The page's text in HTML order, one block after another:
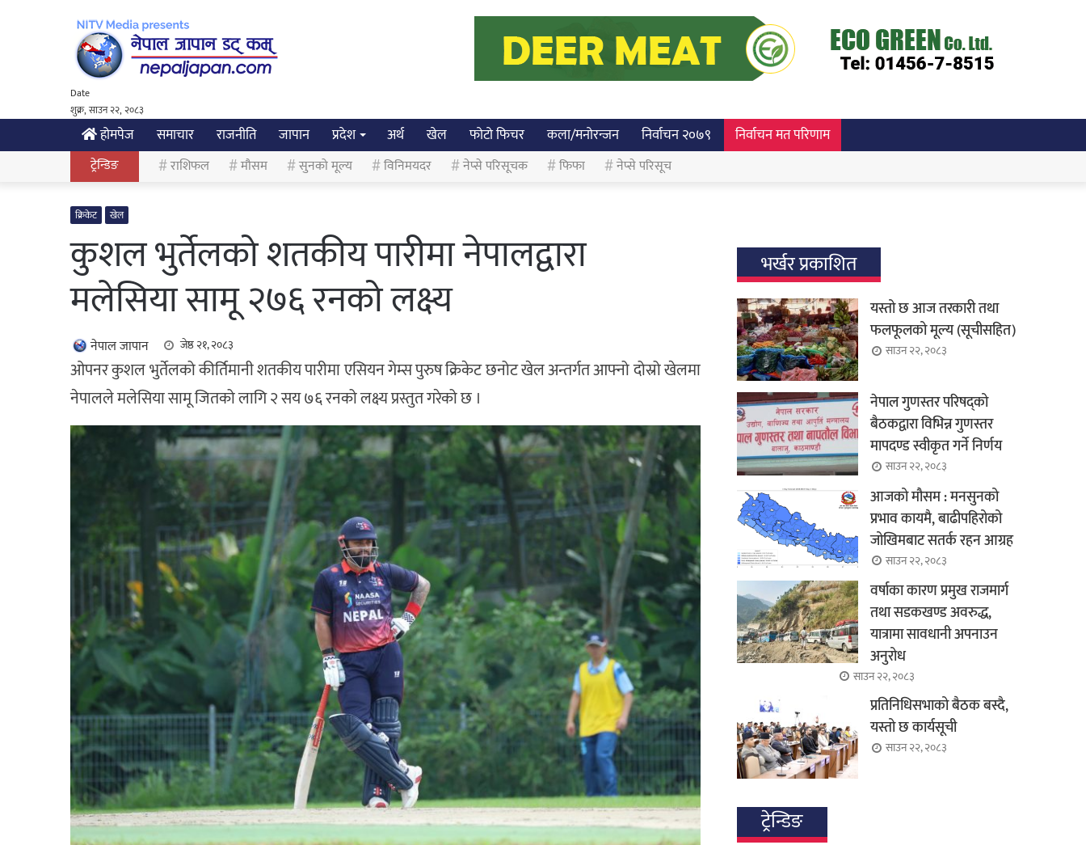
Date
शुक्र, साउन २२, २०८३
होमपेज समाचार राजनीति जापान प्रदेश अर्थ खेल फोटो फिचर कला/मनोरन्जन निर्वाचन २०७९ निर्वाचन मत परिणाम
ट्रेन्डिङ राशिफल मौसम सुनको मूल्य विनिमयदर नेप्से परिसूचक फिफा नेप्से परिसूच
क्रिकेट खेल
कुशल भुर्तेलको शतकीय पारीमा नेपालद्वारा
मलेसिया सामू २७६ रनको लक्ष्य
नेपाल जापान जेष्ठ २१, २०८३
ओपनर कुशल भुर्तेलको कीर्तिमानी शतकीय पारीमा एसियन गेम्स पुरुष क्रिकेट छनोट खेल अन्तर्गत आफ्नो दोस्रो खेलमा
नेपालले मलेसिया सामू जितको लागि २ सय ७६ रनको लक्ष्य प्रस्तुत गरेको छ ।
भर्खर प्रकाशित
यस्तो छ आज तरकारी तथा
फलफूलको मूल्य (सूचीसहित)
साउन २२, २०८३
नेपाल गुणस्तर परिषद्को
बैठकद्वारा विभिन्न गुणस्तर
मापदण्ड स्वीकृत गर्ने निर्णय
साउन २२, २०८३
आजको मौसम : मनसुनको
प्रभाव कायमै, बाढीपहिरोको
जोखिमबाट सतर्क रहन आग्रह
साउन २२, २०८३
वर्षाका कारण प्रमुख राजमार्ग
तथा सडकखण्ड अवरुद्ध,
यात्रामा सावधानी अपनाउन
अनुरोध
साउन २२, २०८३
प्रतिनिधिसभाको बैठक बस्दै,
यस्तो छ कार्यसूची
साउन २२, २०८३
ट्रेन्डिङ